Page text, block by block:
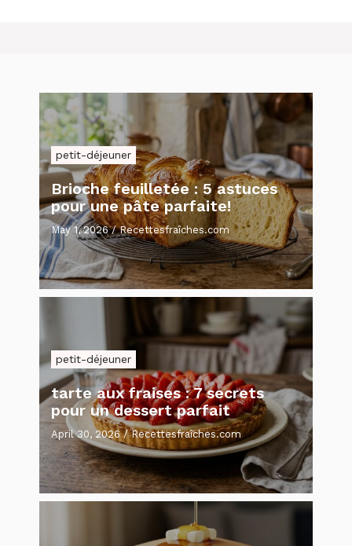
petit-déjeuner
Brioche feuilletée : 5 astuces
pour une pâte parfaite!
May 1, 2026/Recettesfraîches.com
petit-déjeuner
tarte aux fraises : 7 secrets
pour un dessert parfait
April 30, 2026/Recettesfraîches.com